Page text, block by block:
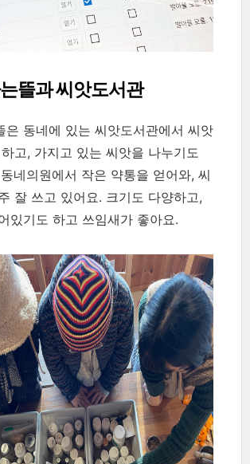
뜰과 씨앗도서관
은 동네에 있는 씨앗도서관에서 씨앗
고, 가지고 있는 씨앗을 나누기도
네의원에서 작은 약통을 얻어와, 씨
잘 쓰고 있어요. 크기도 다양하고,
있기도 하고 쓰임새가 좋아요.